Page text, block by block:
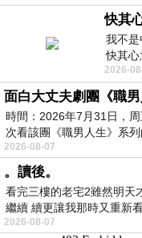
快其
我不是
快其
愉快。
2026-
面白大丈夫劇團《職男
時間：2026年7月31日，
次看該團《職男人生》系
2026-08-07
。讀後。
看完三樓的老宅2雖然明天
繼續 續更讓我那時又重新
有
2026-08-07